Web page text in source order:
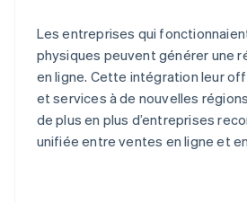
Les entreprises qui
physiques peuvent générer une
en ligne. Cette intégration leur
et services à de nouvelles
de plus en plus d’entreprises
unifiée entre ventes en ligne et